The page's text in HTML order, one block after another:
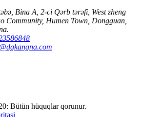
Bina A, 2-ci Qərb tərəfi, West zheng
Community, Humen Town, Dongguan,
Bütün hüquqlar qorunur.